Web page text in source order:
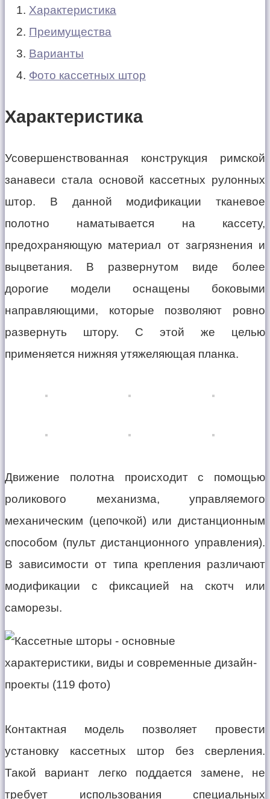
Характеристика
Преимущества
Варианты
Фото кассетных штор
Характеристика
Усовершенствованная конструкция римской
занавеси стала основой кассетных рулонных
штор. В данной модификации тканевое
полотно наматывается на кассету,
предохраняющую материал от загрязнения и
выцветания. В развернутом виде более
дорогие модели оснащены боковыми
направляющими, которые позволяют ровно
развернуть штору. С этой же целью
применяется нижняя утяжеляющая планка.
Движение полотна происходит с помощью
роликового механизма, управляемого
механическим (цепочкой) или дистанционным
способом (пульт дистанционного управления).
В зависимости от типа крепления различают
модификации с фиксацией на скотч или
саморезы.
Контактная модель позволяет провести
установку кассетных штор без сверления.
Такой вариант легко поддается замене, не
требует использования специальных